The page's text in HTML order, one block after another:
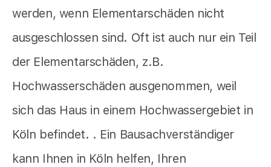
werden, wenn Elementarschäden nicht
ausgeschlossen sind. Oft ist auch nur ein Teil
der Elementarschäden, z.B.
Hochwasserschäden ausgenommen, weil
sich das Haus in einem Hochwassergebiet in
Köln befindet. . Ein Bausachverständiger
kann Ihnen in Köln helfen, Ihren